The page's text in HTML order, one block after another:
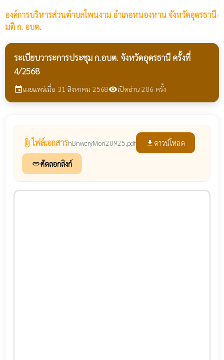
องค์การบริหารส่วนตำบลโพนงาม อำเภอหนองหาน จังหวัดอุดรธานี›
มติ ก. อบต.
ระเบียบวาระการประชุม ก.อบต. จังหวัดอุดรธานี ครั้งที่
4/2568
eventเผยแพร่เมื่อ 31 สิงหาคม 2568visibilityเปิดอ่าน 206 ครั้ง
attach_file ไฟล์เอกสารhBnwcryMon20925.pdf file_download ดาวน์โหลด
linkคัดลอกลิงก์